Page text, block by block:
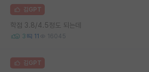
김GPT
학점 3.8/4.5정도 되는데
3 11 16045
김GPT